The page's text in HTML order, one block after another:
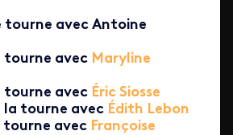
tourne avec Antoine
tourne avec Maryline
tourne avec Éric Siosse
la tourne avec Édith Lebon
tourne avec Françoise